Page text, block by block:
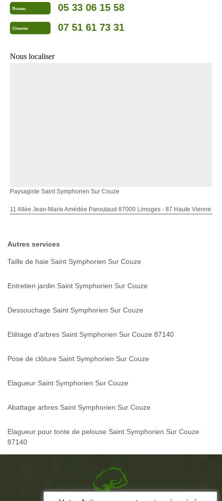
Bureau 05 33 06 15 58
Chantier 07 51 61 73 31
Nous localiser
Paysagiste Saint Symphorien Sur Couze
11 Allée Jean-Marie Amédée Paroutaud 87000 Limoges - 87 Haute Vienne
Autres services
Taille de haie Saint Symphorien Sur Couze
Entretien jardin Saint Symphorien Sur Couze
Dessouchage Saint Symphorien Sur Couze
Etêtage d'arbres Saint Symphorien Sur Couze 87140
Pose de clôture Saint Symphorien Sur Couze
Elagueur Saint Symphorien Sur Couze
Abattage arbres Saint Symphorien Sur Couze
Elagueur pour tonte de pelouse Saint Symphorien Sur Couze
87140